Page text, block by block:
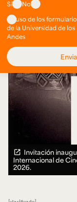
Invitación
Internacional de
2026.